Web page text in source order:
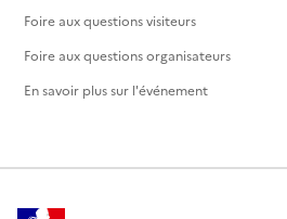
Foire aux questions visiteurs
Foire aux questions organisateurs
En savoir plus sur l'événement